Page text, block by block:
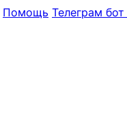
Помощь Телеграм бот